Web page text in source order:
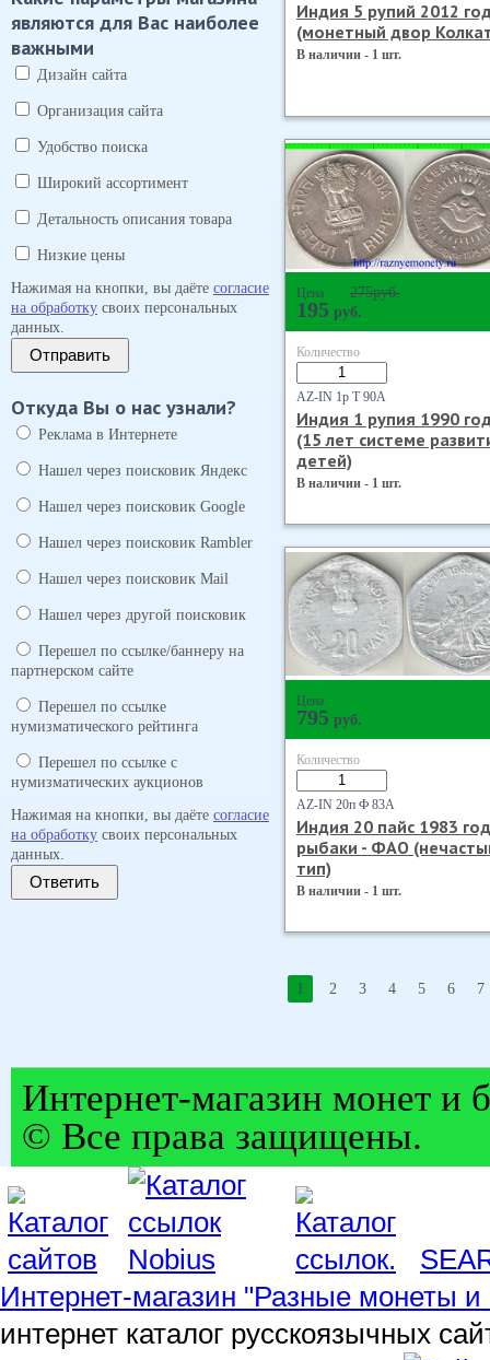
являются для Вас наиболее
важными
Дизайн сайта
Организация сайта
Удобство поиска
Широкий ассортимент
Детальность описания товара
Низкие цены
Нажимая на кнопки, вы даёте согласие
на обработку своих персональных
данных.
Отправить
Откуда Вы о нас узнали?
Реклама в Интернете
Нашел через поисковик Яндекс
Нашел через поисковик Google
Нашел через поисковик Rambler
Нашел через поисковик Mail
Нашел через другой поисковик
Перешел по ссылке/баннеру на
партнерском сайте
Перешел по ссылке
нумизматического рейтинга
Перешел по ссылке с
нумизматических аукционов
Нажимая на кнопки, вы даёте согласие
на обработку своих персональных
данных.
Ответить
Индия 5 рупий 2012
(монетный двор
В наличии - 1 шт.
Цена 275руб.
195 руб.
Количество
AZ-IN 1р Т 90А
Индия 1 рупия 1990
(15 лет системе
детей)
В наличии - 1 шт.
Цена
795 руб.
Количество
AZ-IN 20п Ф 83А
Индия 20 пайс 1983
рыбаки - ФАО
тип)
В наличии - 1 шт.
1 2 3 4 5 6 7
Интернет-магазин монет и
© Все права защищены.
Интернет-магазин "Разные монеты и
интернет каталог русскоязычных